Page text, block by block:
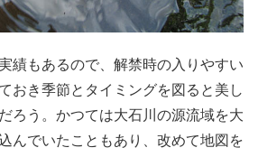
績もあるので、解禁時の入りやすい
おき季節とタイミングを図ると美し
ろう。かつては大石川の源流域を大
んでいたこともあり、改めて地図を